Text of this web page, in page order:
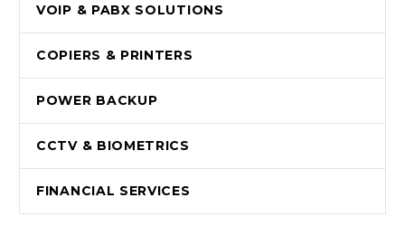
VOIP & PABX SOLUTIONS
COPIERS & PRINTERS
POWER BACKUP
CCTV & BIOMETRICS
FINANCIAL SERVICES